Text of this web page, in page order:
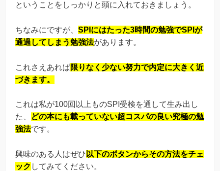
ということをしっかりと頭に入れておきましょう。
ちなみにですが、 SPIにはたった3時間の勉強でSPIが
通過してしまう勉強法があります。
これさえあれば限りなく少ない努力で内定に大きく近
づきます。
これは私が100回以上ものSPI受検を通して生み出し
た、
どの本にも載っていない超コスパの良い究極の勉
強法です。
興味のある人はぜひ 以下のボタンからその方法をチェ
ック してみてください。